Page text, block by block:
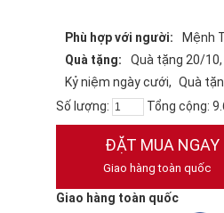
Phù hợp với người: Mệnh
Quà tặng:
Quà tặng 20/10
Kỷ niệm ngày cưới
Quà
Số lượng:
Tổng cộng:
ĐẶT MUA NGAY
Giao hàng toàn quốc
Giao hàng toàn quốc